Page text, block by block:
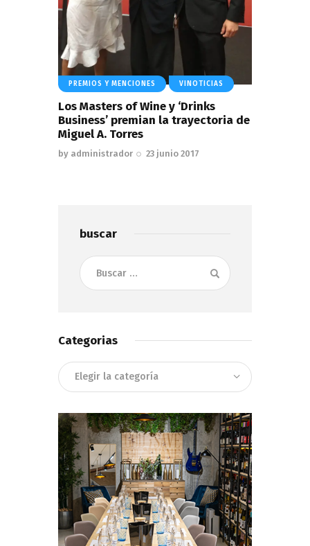
PREMIOS Y MENCIONES VINOTICIAS
Los Masters of Wine y ‘Drinks
Business’ premian la trayectoria de
Miguel A. Torres
by administrador 23 junio 2017
buscar
Buscar:
Categorias
Categorias